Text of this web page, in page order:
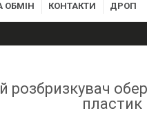
ОБМІН КОНТАКТИ ДРОП
розбризкувач
пластик